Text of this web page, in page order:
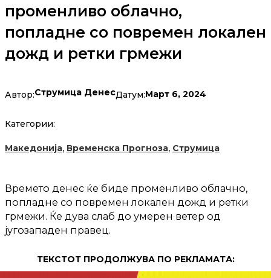
променливо облачно,
попладне со повремен локален
дожд и ретки грмежи
Автор:Струмица ДенесДатум:Март 6, 2024
Категории:
Македонија, Временска Прогноза, Струмица
Времето денес ќе биде променливо облачно,
попладне со повремен локален дожд и ретки
грмежи. Ќе дува слаб до умерен ветер од
југозападен правец.
ТЕКСТОТ ПРОДОЛЖУВА ПО РЕКЛАМАТА: